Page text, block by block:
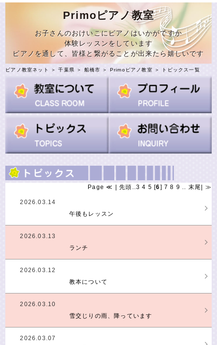
Primoピアノ教室
お子さんのおけいこにピアノはいかがですか
体験レッスンをしています
ピアノを通して、皆様と繋がることが出来たら嬉しいです
ピアノ教室ネット ＞千葉県 ＞ 船橋市 ＞ Primoピアノ教室 ＞ トピックス一覧
Page ≪ | 先頭 3 4 5 [6] 7 8 9 末尾 | ≫
2026.03.14
午後もレッスン
2026.03.13
ランチ
2026.03.12
教本について
2026.03.10
雪交じりの雨、降っています
2026.03.07